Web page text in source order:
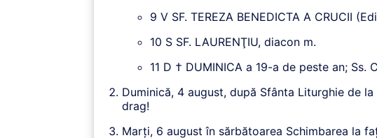
9 V SF. TEREZA BENEDICTA A CRUCII
10 S SF. LAURENŢIU, diacon m.
11 D † DUMINICA a 19-a de peste an; Ss.
Duminică, 4 august, după Sfânta Liturghie de
drag!
Marți, 6 august în sărbătoarea Schimbarea la